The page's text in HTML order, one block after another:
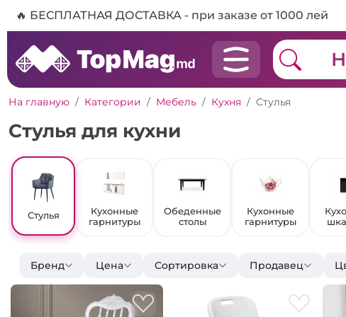
🔥 БЕСПЛАТНАЯ ДОСТАВКА - при заказе от 1000 лей
На главную Категории Мебель Кухня Стулья
Cтулья для кухни
Стулья
Кухонные
гарнитуры
Обеденные
столы
Кухонные
гарнитуры
Бренд Цена Сортировка Продавец